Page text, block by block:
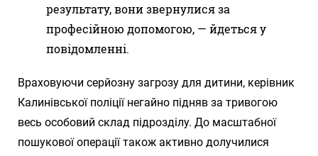
результату, вони звернулися за
професійною допомогою, — йдеться у
повідомленні.
Враховуючи серйозну загрозу для дитини, керівник
Калинівської поліції негайно підняв за тривогою
весь особовий склад підрозділу. До масштабної
пошукової операції також активно долучилися